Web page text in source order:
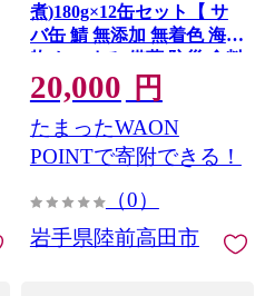
煮)180g×12缶セット【 サ
バ缶 鯖 無添加 無着色 海産
物 おつまみ 備蓄 防災 食料
長期保存 非常食 和尚印 】
RT860-12
20,000 円
たまったWAON
POINTで寄附できる！
（0）
岩手県陸前高田市